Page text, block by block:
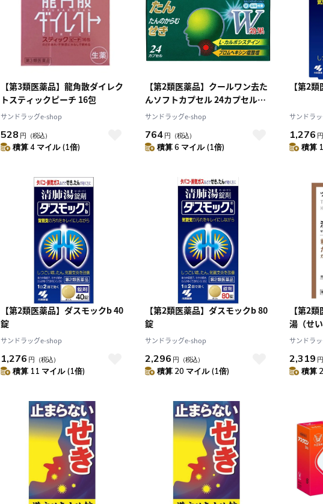
9月
2026.10
水 木 金
2 3 4
9 10 11
16 17 18
23 24 25
30
10月
2026.11
水 木 金 土
1 2
7 8 9
10
14 15 16
17
21 22 23
24
28 29 30 31
【第3類医薬品】龍角散ダイレク
トスティックピーチ 16包
サンドラッグe-shop
528 円 （税込）
積算 4 マイル (1倍)
【第2類医薬品】クールワン去た
んソフトカプセル 24カプセル
【セルフメディケーション税制対
サンドラッグe-shop
764 円 （税込）
積算 6 マイル (1倍)
【第2
サンドラ
1,276 円
積算
【第2類医薬品】ダスモックb 40
錠
サンドラッグe-shop
1,276 円 （税込）
積算 11 マイル (1倍)
【第2類医薬品】ダスモックb 80
錠
サンドラッグe-shop
2,296 円 （税込）
積算 20 マイル (1倍)
【第2
湯（せ
20包
サンドラ
2,319 円
積算